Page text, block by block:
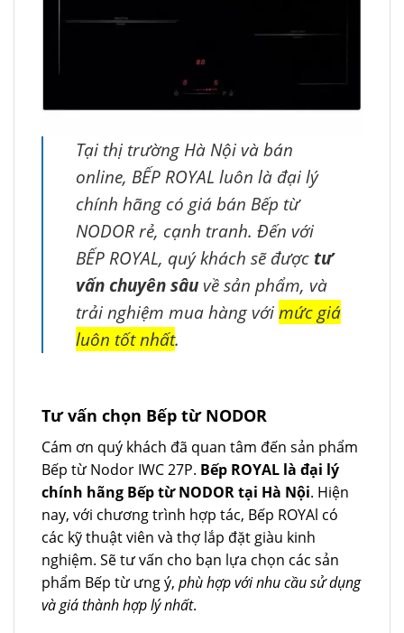
Tại thị trường Hà Nội và bán
online, BẾP ROYAL luôn là đại lý
chính hãng có giá bán Bếp từ
NODOR rẻ, cạnh tranh. Đến với
BẾP ROYAL, quý khách sẽ được tư
vấn chuyên sâu về sản phẩm, và
trải nghiệm mua hàng vớimức giá
luôn tốt nhất.
Tư vấn chọn Bếp từ NODOR
Cám ơn quý khách đã quan tâm đến sản phẩm
Bếp từ Nodor IWC 27P. Bếp ROYAL là đại lý
chính hãng Bếp từ NODOR tại Hà Nội. Hiện
nay, với chương trình hợp tác, Bếp ROYAl có
các kỹ thuật viên và thợ lắp đặt giàu kinh
nghiệm. Sẽ tư vấn cho bạn lựa chọn các sản
phẩm Bếp từ ưng ý, phù hợp với nhu cầu sử dụng
và giá thành hợp lý nhất.